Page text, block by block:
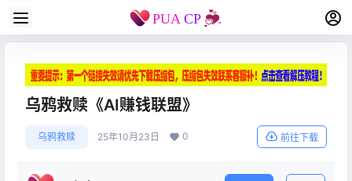
乌鸦救赎《AI赚钱联盟》
乌鸦救赎 25年10月23日 0 前往下载